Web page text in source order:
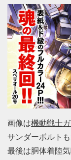
画像は機動戦士
サンダーボルト
最後は胴体着陸